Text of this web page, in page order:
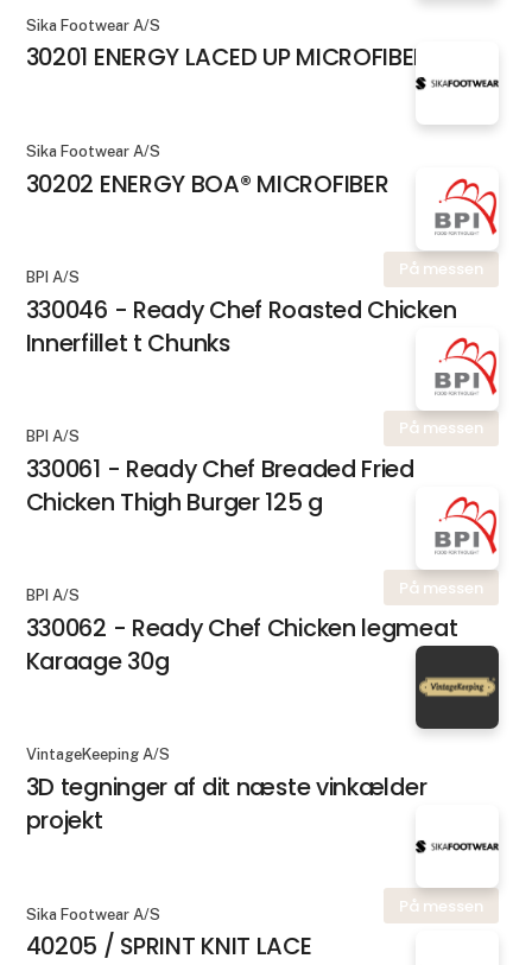
Sika Footwear A/S
30201 ENERGY LACED UP MICROFIBER
Sika Footwear A/S
30202 ENERGY BOA® MICROFIBER
På messen
BPI A/S
330046 - Ready Chef Roasted Chicken
Innerfillet t Chunks
På messen
BPI A/S
330061 - Ready Chef Breaded Fried
Chicken Thigh Burger 125 g
På messen
BPI A/S
330062 - Ready Chef Chicken legmeat
Karaage 30g
VintageKeeping A/S
3D tegninger af dit næste vinkælder
projekt
På messen
Sika Footwear A/S
40205 / SPRINT KNIT LACE